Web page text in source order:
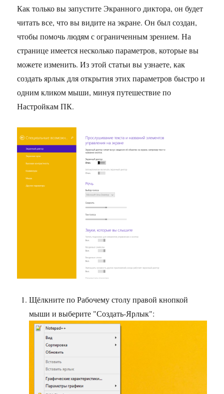
Как только вы запустите Экранного диктора, он будет
читать все, что вы видите на экране. Он был создан,
чтобы помочь людям с ограниченным зрением. На
странице имеется несколько параметров, которые вы
можете изменить. Из этой статьи вы узнаете, как
создать ярлык для открытия этих параметров быстро и
одним кликом мыши, минуя путешествие по
Настройкам ПК.
Щёлкните по Рабочему столу правой кнопкой
мыши и выберите "Создать-Ярлык":